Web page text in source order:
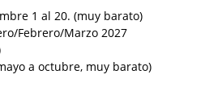
1 al 20. (muy barato)
Febrero/Marzo 2027
a octubre, muy barato)